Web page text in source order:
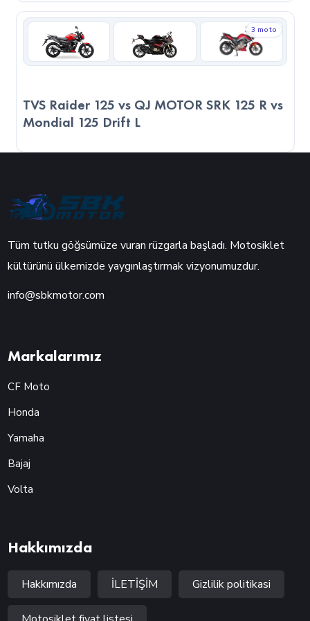
3 moto
TVS Raider 125 vs QJ MOTOR SRK 125 R vs
Mondial 125 Drift L
Tüm tutku göğsümüze vuran rüzgarla başladı. Motosiklet
kültürünü ülkemizde yaygınlaştırmak vizyonumuzdur.
info@sbkmotor.com
Markalarımız
CF Moto
Honda
Yamaha
Bajaj
Volta
Hakkımızda
Hakkımızda İLETİŞİM Gizlilik politikasi